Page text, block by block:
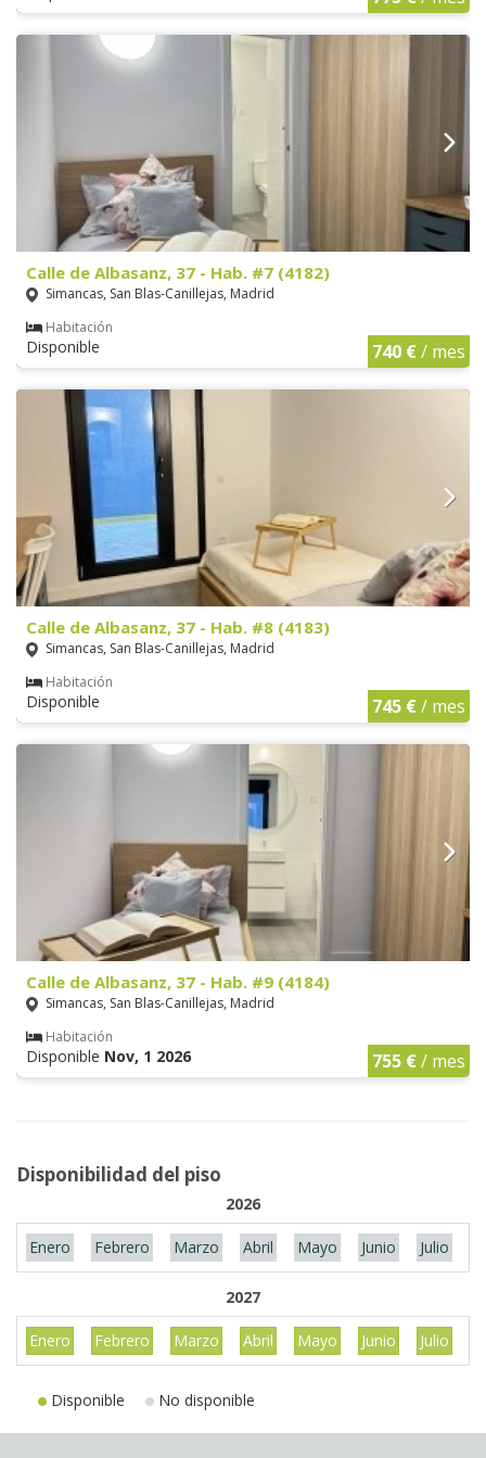
Calle de Albasanz, 37 - Hab. #7 (4182)
Simancas, San Blas-Canillejas, Madrid
Habitación
Disponible 740 €/ mes
Calle de Albasanz, 37 - Hab. #8 (4183)
Simancas, San Blas-Canillejas, Madrid
Habitación
Disponible 745 €/ mes
Calle de Albasanz, 37 - Hab. #9 (4184)
Simancas, San Blas-Canillejas, Madrid
Habitación
Disponible Nov, 1 2026 755 €/ mes
Disponibilidad del piso
2026
Enero Febrero Marzo Abril Mayo Junio Julio
2027
Enero Febrero Marzo Abril Mayo Junio Julio
Disponible No disponible